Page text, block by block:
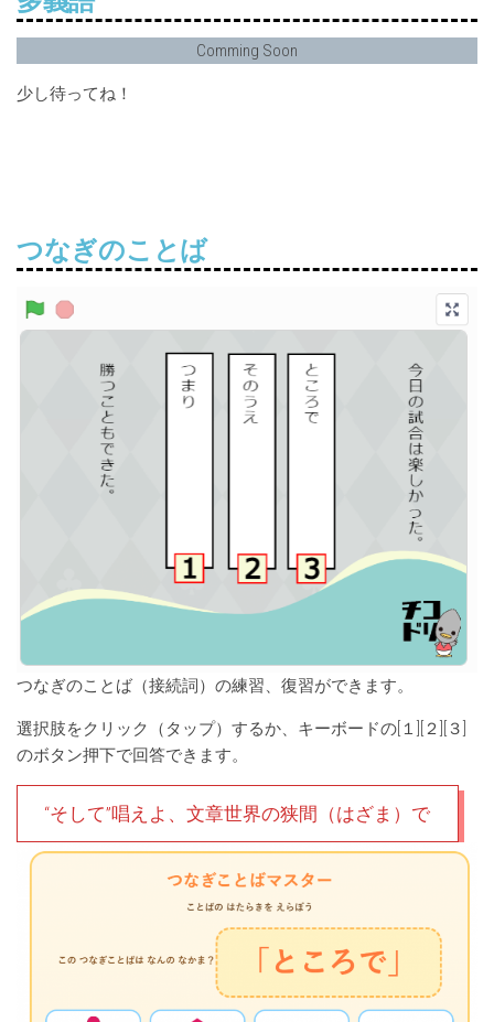
Comming Soon
少し待ってね！
つなぎのことば
つなぎのことば（接続詞）の練習、復習ができます。
選択肢をクリック（タップ）するか、キーボードの[１][２][３]
のボタン押下で回答できます。
“そして”唱えよ、文章世界の狭間（はざま）で